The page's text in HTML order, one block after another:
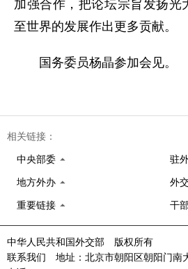
加强合作，把论坛宗旨发扬光
至世界的发展作出更多贡献。
国务委员杨晶参加会见。
相关链接：
中央部委 驻
地方外办 外
重要链接 干
中华人民共和国外交部 版权所有
联系我们 地址：北京市朝阳区朝阳门